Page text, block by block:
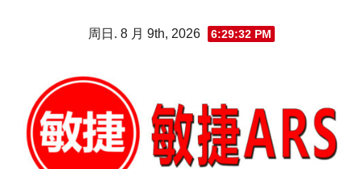
周日. 8 月 9th, 2026 6:29:33 PM